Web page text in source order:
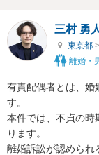
三村 勇
東京都 >
離婚・
有責配偶者とは、婚
す。
本件では、不貞の時
ります。
離婚訴訟が認められ